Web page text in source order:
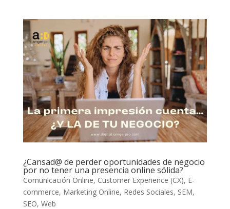
¿Cansad@ de perder oportunidades de negocio
por no tener una presencia online sólida?
Comunicación Online, Customer Experience (CX), E-
commerce, Marketing Online, Redes Sociales, SEM,
SEO, Web